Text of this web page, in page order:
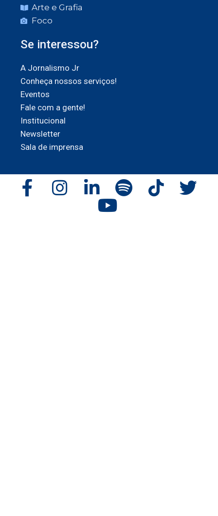
Arte e Grafia
Foco
Se interessou?
A Jornalismo Jr
Conheça nossos serviços!
Eventos
Fale com a gente!
Institucional
Newsletter
Sala de imprensa